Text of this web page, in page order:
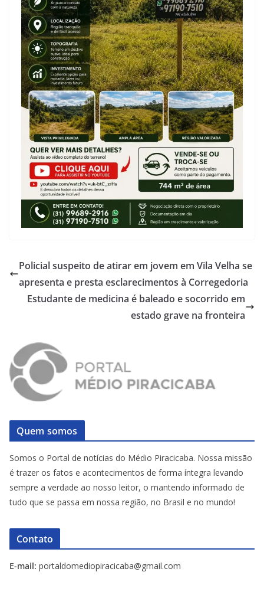
Policial suspeito de atirar em jovem em Vila Velha se
apresenta e presta esclarecimentos à Corregedoria
Estudante de medicina é baleado e socorrido em
estado grave na fronteira
Quem somos
Somos o Portal de notícias do Médio Piracicaba. Nossa missão
é trazer os fatos e acontecimentos de forma íntegra levando
sempre a verdade ao nosso leitor, o mantendo informado de
tudo que se passa em nossa região, no Brasil e no mundo!
Contato
E-mail: portaldomediopiracicaba@gmail.com